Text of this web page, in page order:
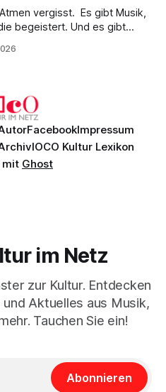
Es gibt Musik,
begeistert. Und es gibt
Wiesbaden, an dem
FacebookImpressum
IOCO Kultur Lexikon
mit Ghost
im Netz
zur Kultur. Entdecken
Aktuelles aus Musik,
Tauchen Sie ein!
Abonnieren